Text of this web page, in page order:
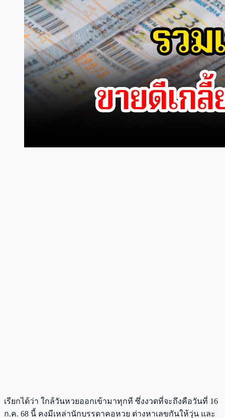
เรียกได้ว่า ใกล้วันหวยออกเข้ามาทุกที ซึ่งงวดที่จะถึงคือวันที่ 16
ก.ค. 68 นี้ คงมีเหล่านักบรรดาคอหวย ต่างหาเลขกันให้วุ่น และ